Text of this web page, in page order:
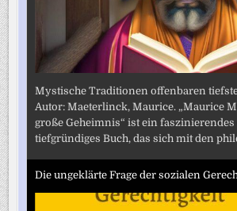
Mystische Traditionen offenbaren
Autor: Maeterlinck, Maurice. „Maurice
große Geheimnis“ ist ein faszinierendes
tiefgründiges Buch, das sich mit den
Die ungeklärte Frage der sozialen